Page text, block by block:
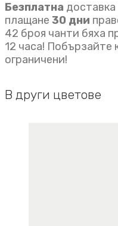
Безплатна доставка
плащане 30 дни
42 броя чанти бяха
12 часа! Побързайте
ограничени!
В други цветове